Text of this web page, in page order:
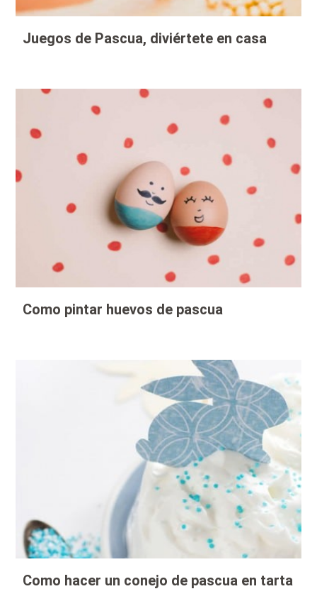
Juegos de Pascua, diviértete en casa
Como pintar huevos de pascua
Como hacer un conejo de pascua en tarta